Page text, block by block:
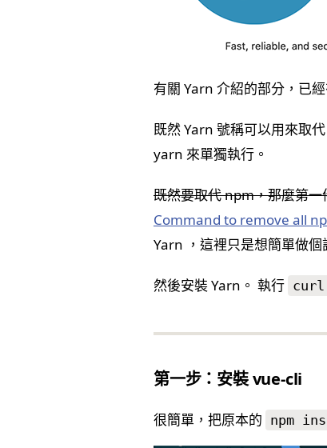
有關 Yarn 介紹的部分，已
既然 Yarn 號稱可以用來取
yarn 來單獨執行。
既然要取代 npm，那麼第
Command to remove all
Yarn ，這裡只是想簡單做
然後安裝 Yarn。 執行
第一步：安裝 vue-cli
很簡單，把原本的 npm